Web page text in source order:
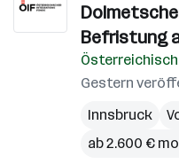
Befristung
Gestern
Innsbruck
ab 2.600 €